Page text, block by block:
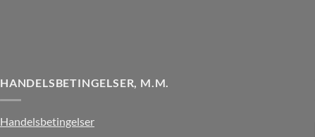
HANDELSBETINGELSER, M.M.
Handelsbetingelser